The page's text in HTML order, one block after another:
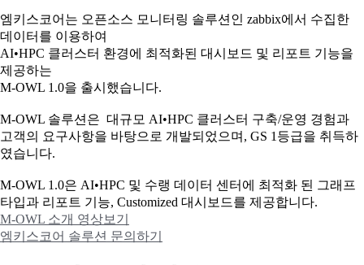
엠키스코어는 오픈소스 모니터링 솔루션인 zabbix에서 수집한
데이터를 이용하여
AI•HPC 클러스터 환경에 최적화된 대시보드 및 리포트 기능을
제공하는
M-OWL 1.0을 출시했습니다.
M-OWL 솔루션은 대규모 AI•HPC 클러스터 구축/운영 경험과
고객의 요구사항을 바탕으로 개발되었으며, GS 1등급을 취득하
였습니다.
M-OWL 1.0은 AI•HPC 및 수랭 데이터 센터에 최적화 된 그래프
타입과 리포트 기능, Customized 대시보드를 제공합니다.
M-OWL 소개 영상보기
엠키스코어 솔루션 문의하기